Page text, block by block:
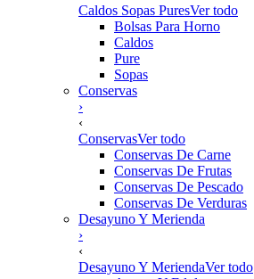
Caldos Sopas PuresVer todo
Bolsas Para Horno
Caldos
Pure
Sopas
Conservas
›
‹
ConservasVer todo
Conservas De Carne
Conservas De Frutas
Conservas De Pescado
Conservas De Verduras
Desayuno Y Merienda
›
‹
Desayuno Y MeriendaVer todo